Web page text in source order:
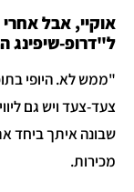
אוקיי, אבל
ל"דרופ-שיפינג
"ממש לא. היופי
צעד-צעד ויש גם
מכירות.